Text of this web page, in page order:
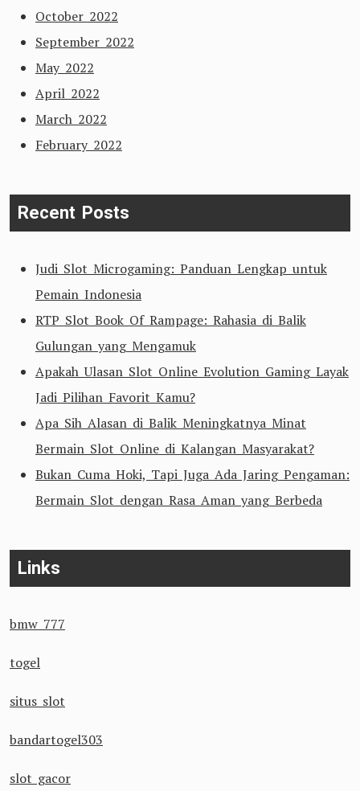
October 2022
September 2022
May 2022
April 2022
March 2022
February 2022
Recent Posts
Judi Slot Microgaming: Panduan Lengkap untuk
Pemain Indonesia
RTP Slot Book Of Rampage: Rahasia di Balik
Gulungan yang Mengamuk
Apakah Ulasan Slot Online Evolution Gaming Layak
Jadi Pilihan Favorit Kamu?
Apa Sih Alasan di Balik Meningkatnya Minat
Bermain Slot Online di Kalangan Masyarakat?
Bukan Cuma Hoki, Tapi Juga Ada Jaring Pengaman:
Bermain Slot dengan Rasa Aman yang Berbeda
Links
bmw 777
togel
situs slot
bandartogel303
slot gacor